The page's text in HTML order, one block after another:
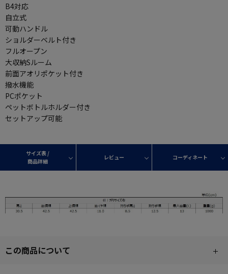
B4対応
自立式
可動ハンドル
ショルダーベルト付き
フルオープン
大収納Sルーム
前面アオリポケット付き
撥水機能
PCポケット
ペットボトルホルダー付き
セットアップ可能
サイズ表 /
商品詳細
レビュー コーディネート
この商品について